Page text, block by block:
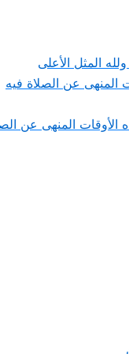
المثل الأعلى
عن الصلاة فيه
المنهى عن